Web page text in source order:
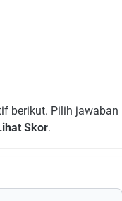
berikut. Pilih jawaban
Skor.